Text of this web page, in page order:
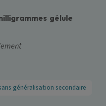
gélule
généralisation secondaire